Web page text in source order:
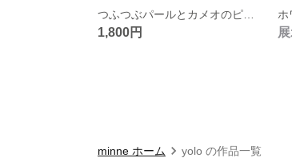
1,800円
minne ホーム yolo の作品一覧